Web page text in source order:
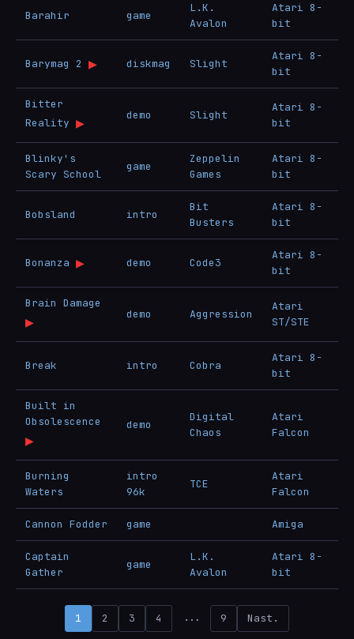
Barahir game
L.K.
Avalon
Atari 8-
bit
Barymag 2 ▶ diskmag Slight
Atari 8-
bit
Bitter
Reality ▶ demo Slight
Atari 8-
bit
Blinky's
Scary School
game
Zeppelin
Games
Atari 8-
bit
Bobsland intro
Bit
Busters
Atari 8-
bit
Bonanza ▶ demo Code3
Atari 8-
bit
Brain Damage
▶ demo Aggression
Atari
ST/STE
Break intro Cobra
Atari 8-
bit
Built in
Obsolescence
▶
demo
Digital
Chaos
Atari
Falcon
Burning
Waters
intro
96k
TCE
Atari
Falcon
Cannon Fodder game Amiga
Captain
Gather
game
L.K.
Avalon
Atari 8-
bit
1 2 3 4 ... 9 Nast.